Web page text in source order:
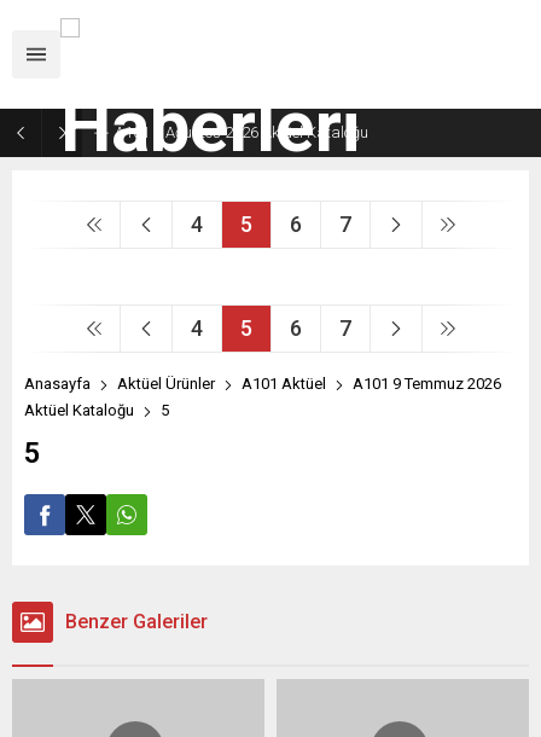
A101 8 Ağustos 2026 Aktüel Kataloğu
4 5 6 7
4 5 6 7
Anasayfa Aktüel Ürünler A101 Aktüel
A101 9 Temmuz 2026
Aktüel Kataloğu
5
5
Benzer Galeriler